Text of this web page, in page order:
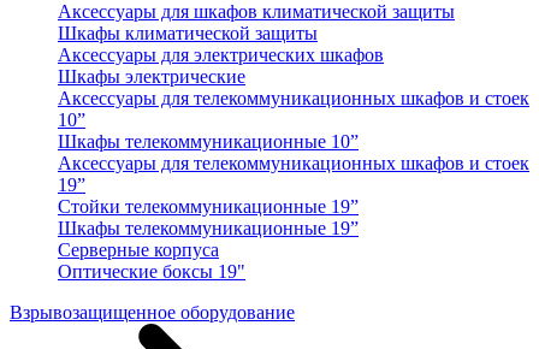
Аксессуары для шкафов климатической защиты
Шкафы климатической защиты
Аксессуары для электрических шкафов
Шкафы электрические
Аксессуары для телекоммуникационных шкафов и стоек
10”
Шкафы телекоммуникационные 10”
Аксессуары для телекоммуникационных шкафов и стоек
19”
Стойки телекоммуникационные 19”
Шкафы телекоммуникационные 19”
Серверные корпуса
Оптические боксы 19"
Взрывозащищенное оборудование